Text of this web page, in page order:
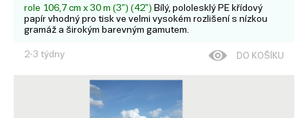
role 106,7 cm x 30 m (3") (42") Bílý, pololesklý PE křídový
papír vhodný pro tisk ve velmi vysokém rozlišení s nízkou
gramáž a širokým barevným gamutem.
2-3 týdny DO KOŠÍKU